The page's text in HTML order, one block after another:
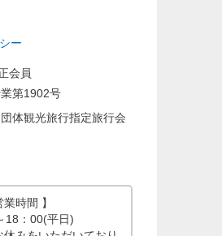
ー
会員
第1902号
体観光旅行指定旅行会
業時間 】
18：00(平日)